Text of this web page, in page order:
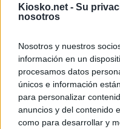
Kiosko.net - Su
nosotros
Nosotros y nuestros
información en un
procesamos datos
únicos e información
para personalizar
anuncios y del contenido
como para desarrollar y